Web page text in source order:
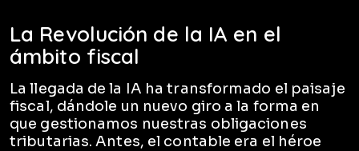
La Revolución de la IA en el
ámbito fiscal
La llegada de la IA ha transformado el paisaje
fiscal, dándole un nuevo giro a la forma en
que gestionamos nuestras obligaciones
tributarias. Antes, el contable era el héroe